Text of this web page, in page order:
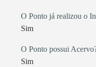
O Ponto já realizou o
Sim
O Ponto possui
Sim